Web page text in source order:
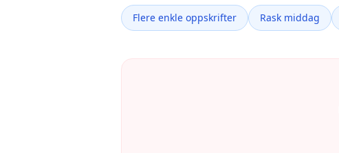
Flere enkle oppskrifter Rask middag